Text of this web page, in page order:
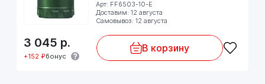
Арт: FF6503-10-E
Доставим: 12 августа
Самовывоз: 12 августа
3 045 р.
+152 ₽бонус
В корзину